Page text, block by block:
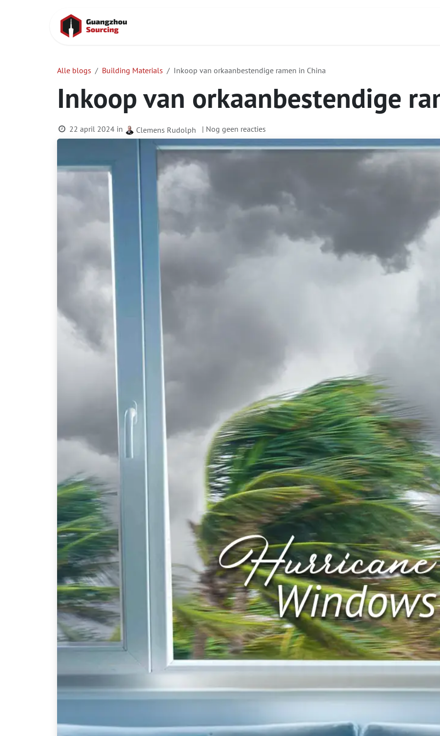
Alle blogs Building Materials Inkoop van orkaanbestendige ramen in China
Inkoop van orkaanbestendige
22 april 2024 in Clemens Rudolph | Nog geen reacties